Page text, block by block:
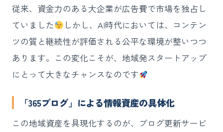
従来、資金力のある大企業が広告費で市場を独占し
ていました
しかし、AI時代においては、コンテン
ツの質と継続性が評価される公平な環境が整いつつ
あります。この変化こそが、地域発スタートアップ
にとって大きなチャンスなのです
「365ブログ」による情報資産の具体化
この地域資産を具現化するのが、ブログ更新サービ